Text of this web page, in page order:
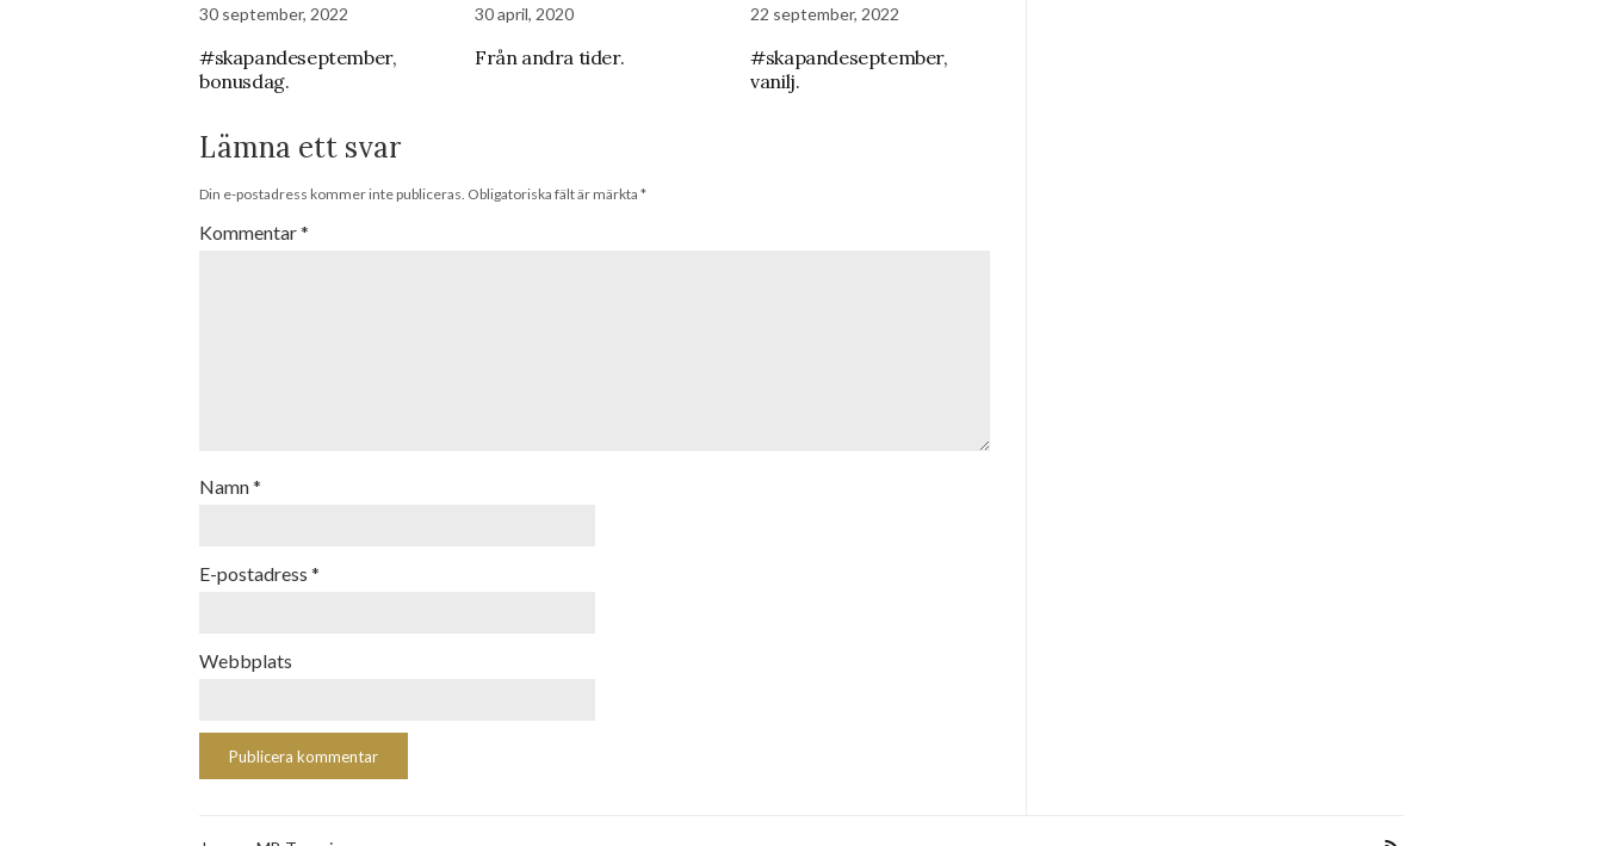
30 september, 2022
#skapandeseptember,
bonusdag.
30 april, 2020
Från andra tider.
22 september, 2022
#skapandeseptember,
vanilj.
Lämna ett svar
Din e-postadress kommer inte publiceras. Obligatoriska fält är märkta *
Kommentar*
Namn*
E-postadress *
Webbplats